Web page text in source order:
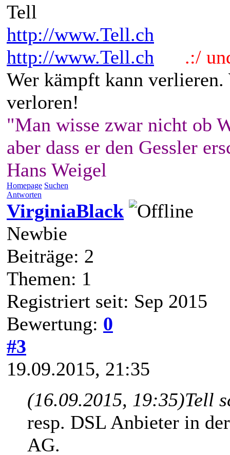
Tell
http://www.Tell.ch
http://www.Tell.ch
.:/
Wer kämpft kann
verloren!
"Man wisse zwar nicht ob
aber dass er den Gessler
Hans Weigel
Homepage Suchen
Antworten
VirginiaBlack
Newbie
Beiträge: 2
Themen: 1
Registriert seit: Sep 2015
Bewertung: 0
#3
19.09.2015, 21:35
(16.09.2015, 19:35)Tell
resp. DSL Anbieter in
AG.